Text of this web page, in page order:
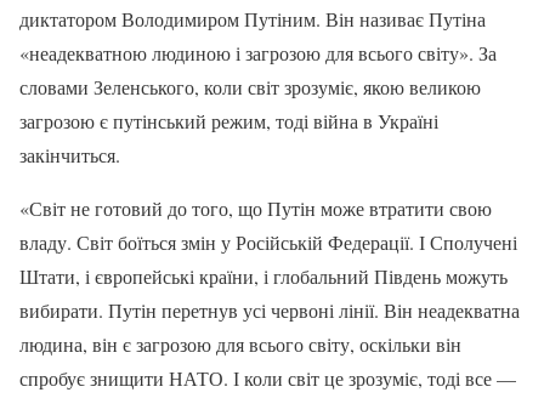
диктатором Володимиром Путіним. Він називає Путіна
«неадекватною людиною і загрозою для всього світу». За
словами Зеленського, коли світ зрозуміє, якою великою
загрозою є путінський режим, тоді війна в Україні
закінчиться.
«Світ не готовий до того, що Путін може втратити свою
владу. Світ боїться змін у Російській Федерації. І Сполучені
Штати, і європейські країни, і глобальний Південь можуть
вибирати. Путін перетнув усі червоні лінії. Він неадекватна
людина, він є загрозою для всього світу, оскільки він
спробує знищити НАТО. І коли світ це зрозуміє, тоді все —